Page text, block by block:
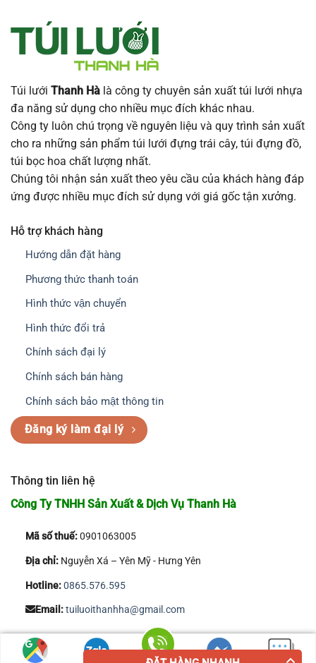
Túi lưới Thanh Hà là công ty chuyên sản xuất túi lưới nhựa
đa năng sử dụng cho nhiều mục đích khác nhau.
Công ty luôn chú trọng về nguyên liệu và quy trình sản xuất
cho ra những sản phẩm túi lưới đựng trái cây, túi đựng đồ,
túi bọc hoa chất lượng nhất.
Chúng tôi nhận sản xuất theo yêu cầu của khách hàng đáp
ứng được nhiều mục đích sử dụng với giá gốc tận xưởng.
Hỗ trợ khách hàng
Hướng dẫn đặt hàng
Phương thức thanh toán
Hình thức vận chuyển
Hình thức đổi trả
Chính sách đại lý
Chính sách bán hàng
Chính sách bảo mật thông tin
Đăng ký làm đại lý
Thông tin liên hệ
Công Ty TNHH Sản Xuất & Dịch Vụ Thanh Hà
Mã số thuế:0901063005
Địa chỉ:Nguyễn Xá – Yên Mỹ - Hưng Yên
Hotline:0865.576.595
Email:tuiluoithanhha@gmail.com
Copyright 2026 © Công Ty TNHH Sản Xuất & Dịch Vụ Thanh Hà